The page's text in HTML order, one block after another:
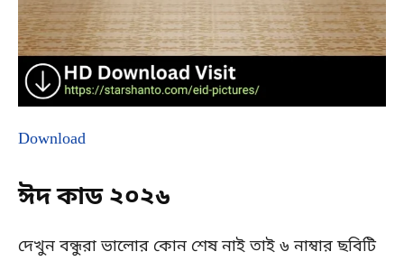
Download
ঈদ কাড২০২৬
দেখুন বন্ধুরা ভালোর কোন শেষ নাই তাই ৬ নাম্বার ছবিটি